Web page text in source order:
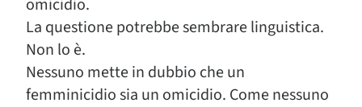
omicidio.
La questione potrebbe sembrare linguistica.
Non lo è.
Nessuno mette in dubbio che un
femminicidio sia un omicidio. Come nessuno